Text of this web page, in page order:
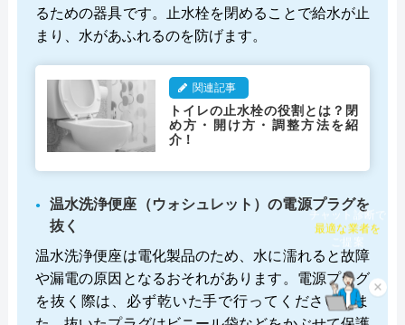
るための器具です。止水栓を閉めることで給水が止
まり、水があふれるのを防げます。
関連記事
トイレの止水栓の役割とは？閉
め方・開け方・調整方法を紹
介！
温水洗浄便座（ウォシュレット）の電源プラグを
抜く
温水洗浄便座は電化製品のため、水に濡れると故障
や漏電の原因となるおそれがあります。電源プラグ
を抜く際は、必ず乾いた手で行ってください。ま ×
チャット診断で
最適な業者を
ご提案